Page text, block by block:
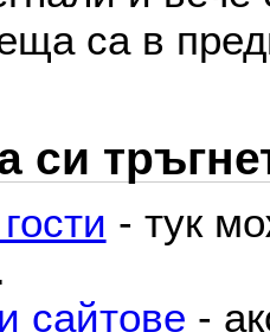
са в
си
- тук
сайтове -